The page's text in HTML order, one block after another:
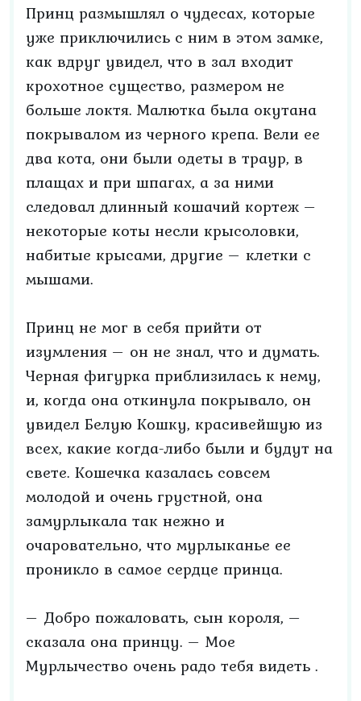
Принц размышлял о чудесах, которые
уже приключились с ним в этом замке,
как вдруг увидел, что в зал входит
крохотное существо, размером не
больше локтя. Малютка была окутана
покрывалом из черного крепа. Вели ее
два кота, они были одеты в траур, в
плащах и при шпагах, а за ними
следовал длинный кошачий кортеж –
некоторые коты несли крысоловки,
набитые крысами, другие – клетки с
мышами.
Принц не мог в себя прийти от
изумления – он не знал, что и думать.
Черная фигурка приблизилась к нему,
и, когда она откинула покрывало, он
увидел Белую Кошку, красивейшую из
всех, какие когда-либо были и будут на
свете. Кошечка казалась совсем
молодой и очень грустной, она
замурлыкала так нежно и
очаровательно, что мурлыканье ее
проникло в самое сердце принца.
– Добро пожаловать, сын короля, –
сказала она принцу. – Мое
Мурлычество очень радо тебя видеть .